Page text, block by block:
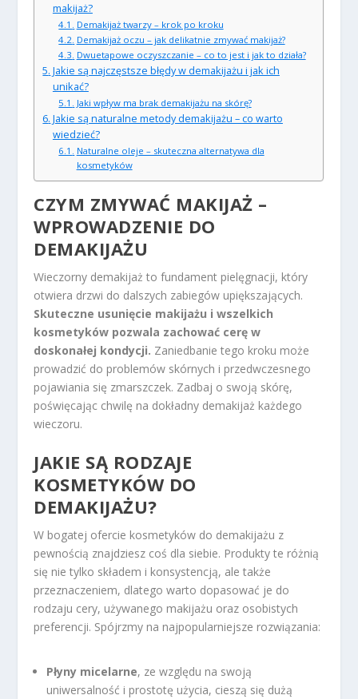
makijaż?
Demakijaż twarzy – krok po kroku
Demakijaż oczu – jak delikatnie zmywać makijaż?
Dwuetapowe oczyszczanie – co to jest i jak to działa?
Jakie są najczęstsze błędy w demakijażu i jak ich
unikać?
Jaki wpływ ma brak demakijażu na skórę?
Jakie są naturalne metody demakijażu – co warto
wiedzieć?
Naturalne oleje – skuteczna alternatywa dla
kosmetyków
CZYM ZMYWAĆ MAKIJAŻ –
WPROWADZENIE DO
DEMAKIJAŻU
Wieczorny demakijaż to fundament pielęgnacji, który
otwiera drzwi do dalszych zabiegów upiększających.
Skuteczne usunięcie makijażu i wszelkich
kosmetyków pozwala zachować cerę w
doskonałej kondycji. Zaniedbanie tego kroku może
prowadzić do problemów skórnych i przedwczesnego
pojawiania się zmarszczek. Zadbaj o swoją skórę,
poświęcając chwilę na dokładny demakijaż każdego
wieczoru.
JAKIE SĄ RODZAJE
KOSMETYKÓW DO
DEMAKIJAŻU?
W bogatej ofercie kosmetyków do demakijażu z
pewnością znajdziesz coś dla siebie. Produkty te różnią
się nie tylko składem i konsystencją, ale także
przeznaczeniem, dlatego warto dopasować je do
rodzaju cery, używanego makijażu oraz osobistych
preferencji. Spójrzmy na najpopularniejsze rozwiązania:
Płyny micelarne, ze względu na swoją
uniwersalność i prostotę użycia, cieszą się dużą